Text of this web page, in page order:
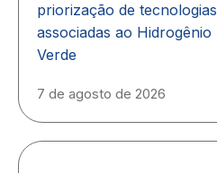
priorização de tecnologias
associadas ao Hidrogênio
Verde
7 de agosto de 2026